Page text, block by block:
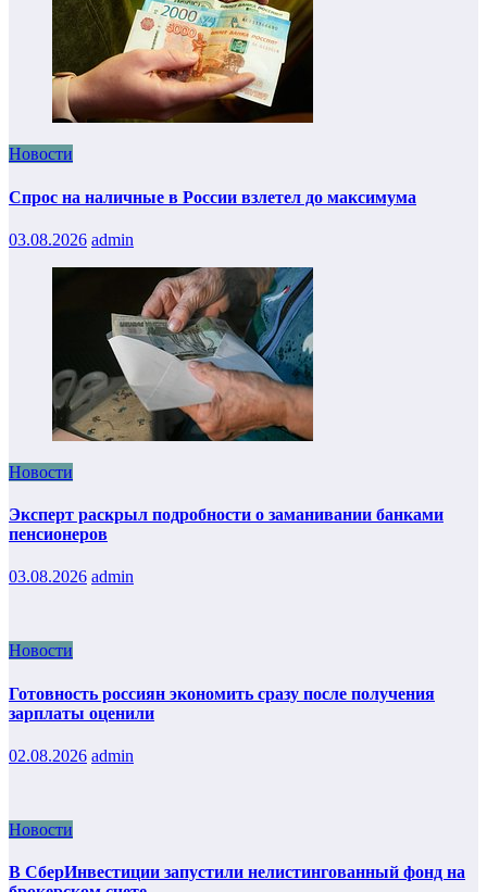
Новости
Спрос на наличные в России взлетел до максимума
03.08.2026 admin
Новости
Эксперт раскрыл подробности о заманивании банками
пенсионеров
03.08.2026 admin
Новости
Готовность россиян экономить сразу после получения
зарплаты оценили
02.08.2026 admin
Новости
В СберИнвестиции запустили нелистингованный фонд на